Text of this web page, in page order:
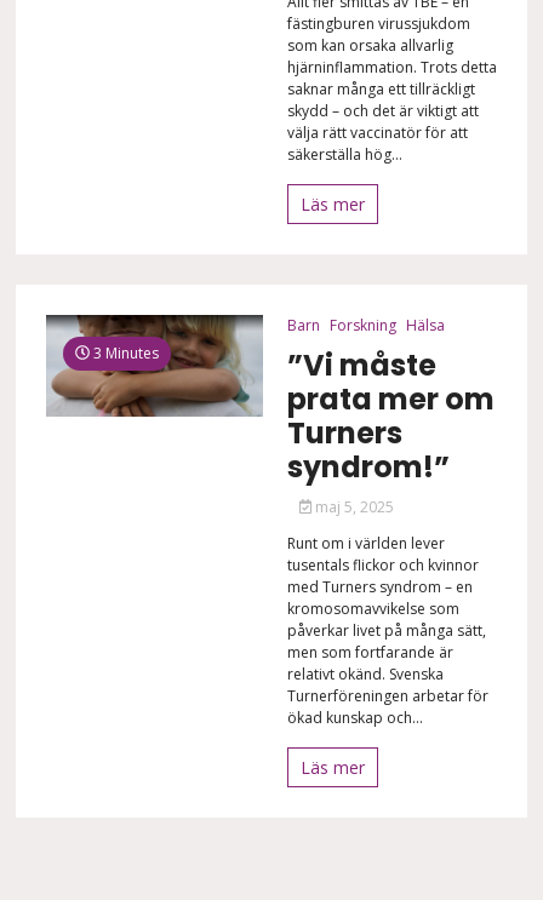
fästingburen virussjukdom
som kan orsaka allvarlig
hjärninflammation. Trots detta
saknar många ett tillräckligt
skydd – och det är viktigt att
välja rätt vaccinatör för att
säkerställa hög...
Läs mer
3 Minutes
Barn Forskning Hälsa
”Vi måste
prata mer om
Turners
syndrom!”
maj 5, 2025
Runt om i världen lever
tusentals flickor och kvinnor
med Turners syndrom – en
kromosomavvikelse som
påverkar livet på många sätt,
men som fortfarande är
relativt okänd. Svenska
Turnerföreningen arbetar för
ökad kunskap och...
Läs mer